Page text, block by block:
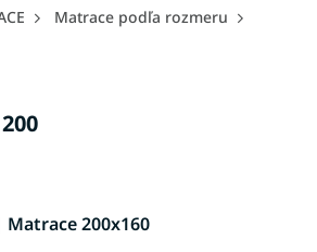
Matrace podľa rozmeru
Matrace 200x160